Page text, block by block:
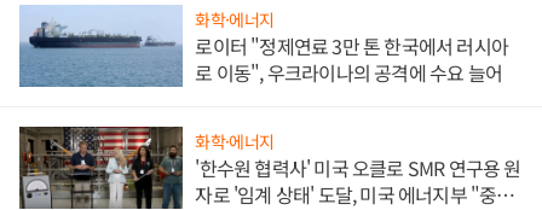
화학·에너지
로이터 "정제연료 3만 톤 한국에서 러시아
로 이동", 우크라이나의 공격에 수요 늘어
화학·에너지
'한수원 협력사' 미국 오클로 SMR 연구용 원
자로 '임계 상태' 도달, 미국 에너지부 "중요